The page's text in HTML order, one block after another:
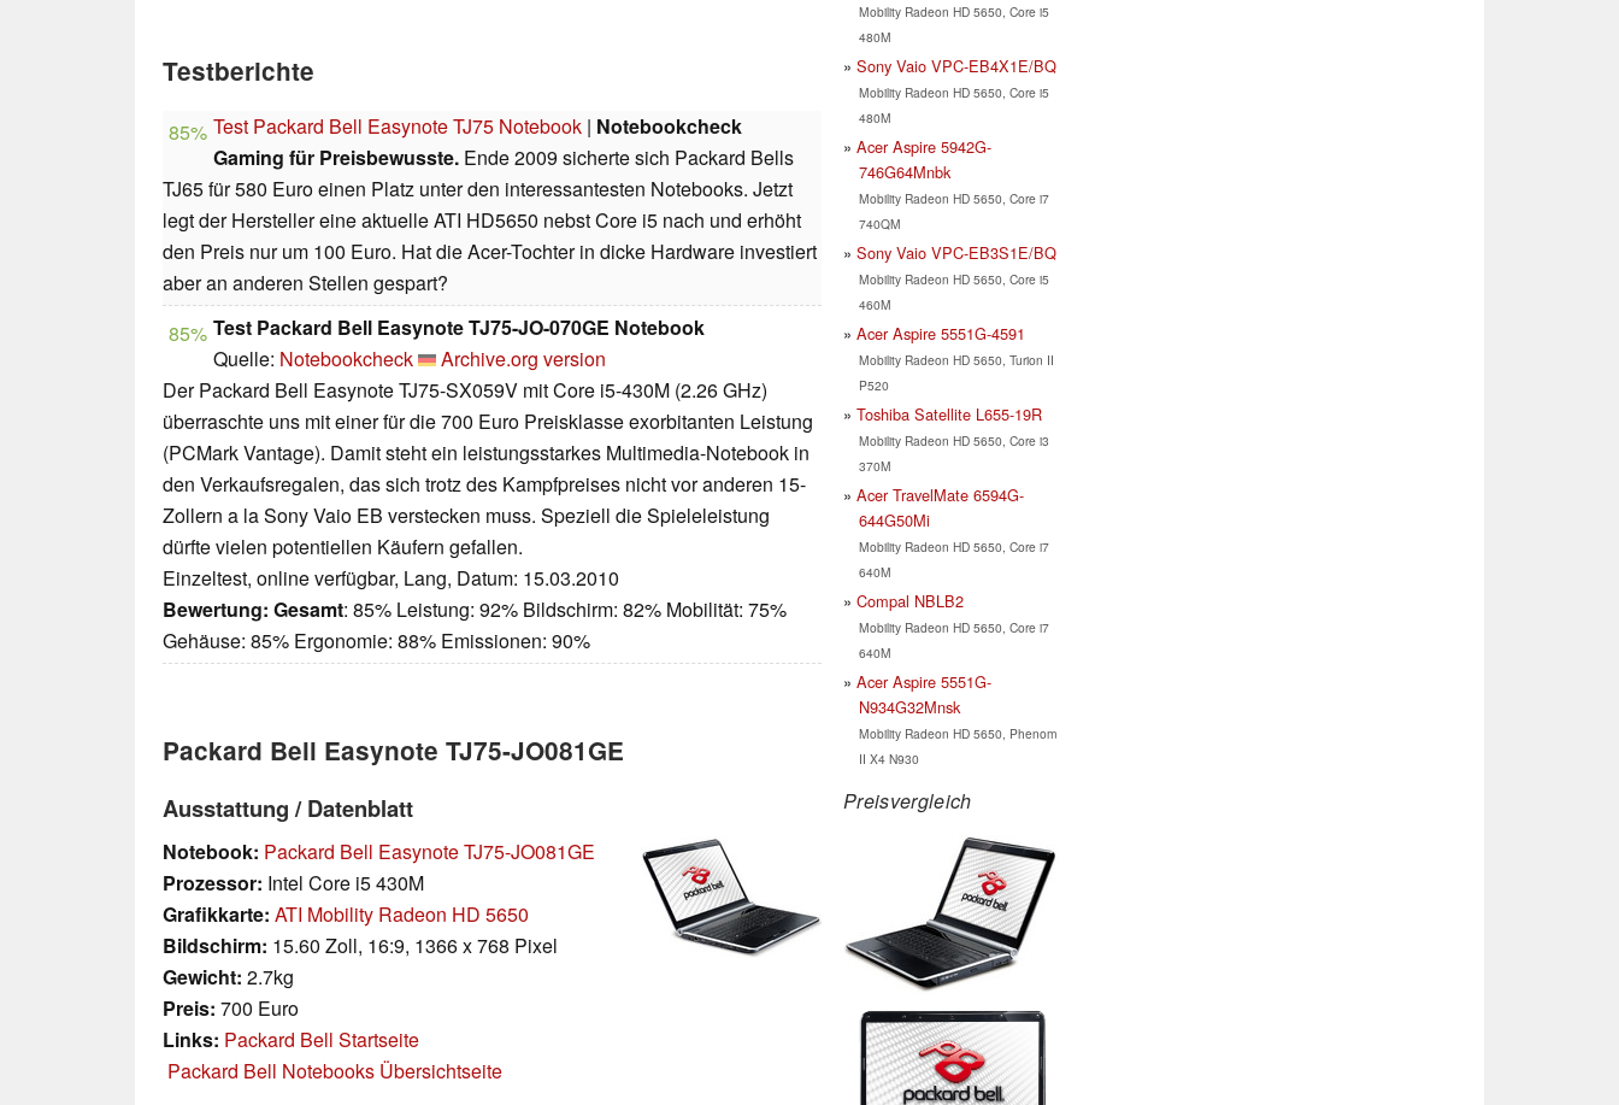
Testberichte
85% Test Packard Bell Easynote TJ75 Notebook | Notebookcheck
Gaming für Preisbewusste. Ende 2009 sicherte sich Packard Bells
TJ65 für 580 Euro einen Platz unter den interessantesten Notebooks. Jetzt
legt der Hersteller eine aktuelle ATI HD5650 nebst Core i5 nach und erhöht
den Preis nur um 100 Euro. Hat die Acer-Tochter in dicke Hardware investiert
aber an anderen Stellen gespart?
85% Test Packard Bell Easynote TJ75-JO-070GE Notebook
Quelle: Notebookcheck
Archive.org version
Der Packard Bell Easynote TJ75-SX059V mit Core i5-430M (2.26 GHz)
überraschte uns mit einer für die 700 Euro Preisklasse exorbitanten Leistung
(PCMark Vantage). Damit steht ein leistungsstarkes Multimedia-Notebook in
den Verkaufsregalen, das sich trotz des Kampfpreises nicht vor anderen 15-
Zollern a la Sony Vaio EB verstecken muss. Speziell die Spieleleistung
dürfte vielen potentiellen Käufern gefallen.
Einzeltest, online verfügbar, Lang, Datum: 15.03.2010
Bewertung: Gesamt: 85% Leistung: 92% Bildschirm: 82% Mobilität: 75%
Gehäuse: 85% Ergonomie: 88% Emissionen: 90%
Packard Bell Easynote TJ75-JO081GE
Ausstattung / Datenblatt
Notebook: Packard Bell Easynote TJ75-JO081GE
Prozessor: Intel Core i5 430M
Grafikkarte: ATI Mobility Radeon HD 5650
Bildschirm: 15.60 Zoll, 16:9, 1366 x 768 Pixel
Gewicht: 2.7kg
Preis: 700 Euro
Links: Packard Bell Startseite
Packard Bell Notebooks Übersichtseite
Mobility Radeon HD 5650, Core i5
480M
Sony Vaio VPC-EB4X1E/BQ
Mobility Radeon HD 5650, Core i5
480M
Acer Aspire 5942G-
746G64Mnbk
Mobility Radeon HD 5650, Core i7
740QM
Sony Vaio VPC-EB3S1E/BQ
Mobility Radeon HD 5650, Core i5
460M
Acer Aspire 5551G-4591
Mobility Radeon HD 5650, Turion II
P520
Toshiba Satellite L655-19R
Mobility Radeon HD 5650, Core i3
370M
Acer TravelMate 6594G-
644G50Mi
Mobility Radeon HD 5650, Core i7
640M
Compal NBLB2
Mobility Radeon HD 5650, Core i7
640M
Acer Aspire 5551G-
N934G32Mnsk
Mobility Radeon HD 5650, Phenom
II X4 N930
Preisvergleich